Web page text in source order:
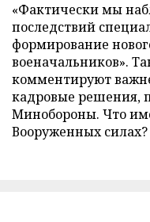
«Фактически мы
последствий
формирование
военачальников».
комментируют
кадровые решения,
Минобороны. Что
Вооруженных силах?